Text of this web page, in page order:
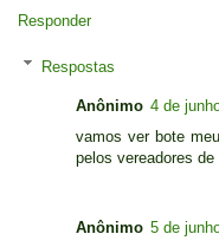
Responder
Respostas
Anônimo 4 de
vamos ver bote
pelos vereadores de
Anônimo 5 de